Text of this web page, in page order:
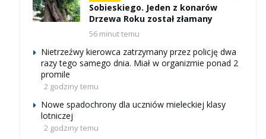
Sobieskiego. Jeden z konarów
Drzewa Roku został złamany
56 minut temu
Nietrzeźwy kierowca zatrzymany przez policję dwa
razy tego samego dnia. Miał w organizmie ponad 2
promile
2 godziny temu
Nowe spadochrony dla uczniów mieleckiej klasy
lotniczej
2 godziny temu